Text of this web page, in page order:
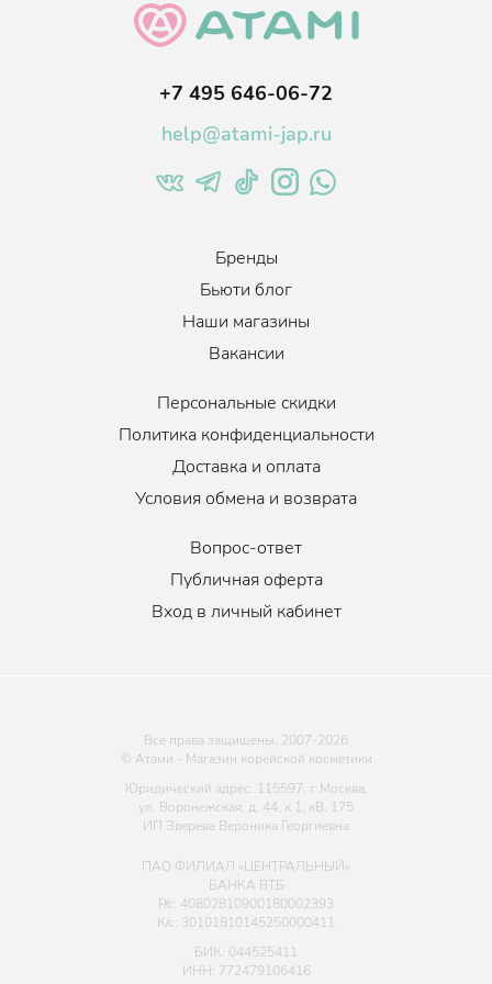
+7 495 646-06-72
help@atami-jap.ru
Бренды
Бьюти блог
Наши магазины
Вакансии
Персональные скидки
Политика конфиденциальности
Доставка и оплата
Условия обмена и возврата
Вопрос-ответ
Публичная оферта
Вход в личный кабинет
Все права защищены. 2007-2026
© Атами - Магазин корейской косметики
Юридический адрес: 115597, г. Москва,
ул. Воронежская, д. 44, к 1, кВ. 175
ИП Зверева Вероника Георгиевна
ПАО ФИЛИАЛ «ЦЕНТРАЛЬНЫЙ»
БАНКА ВТБ
Р/с: 40802810900180002393
К/с: 30101810145250000411
БИК: 044525411
ИНН: 772479106416